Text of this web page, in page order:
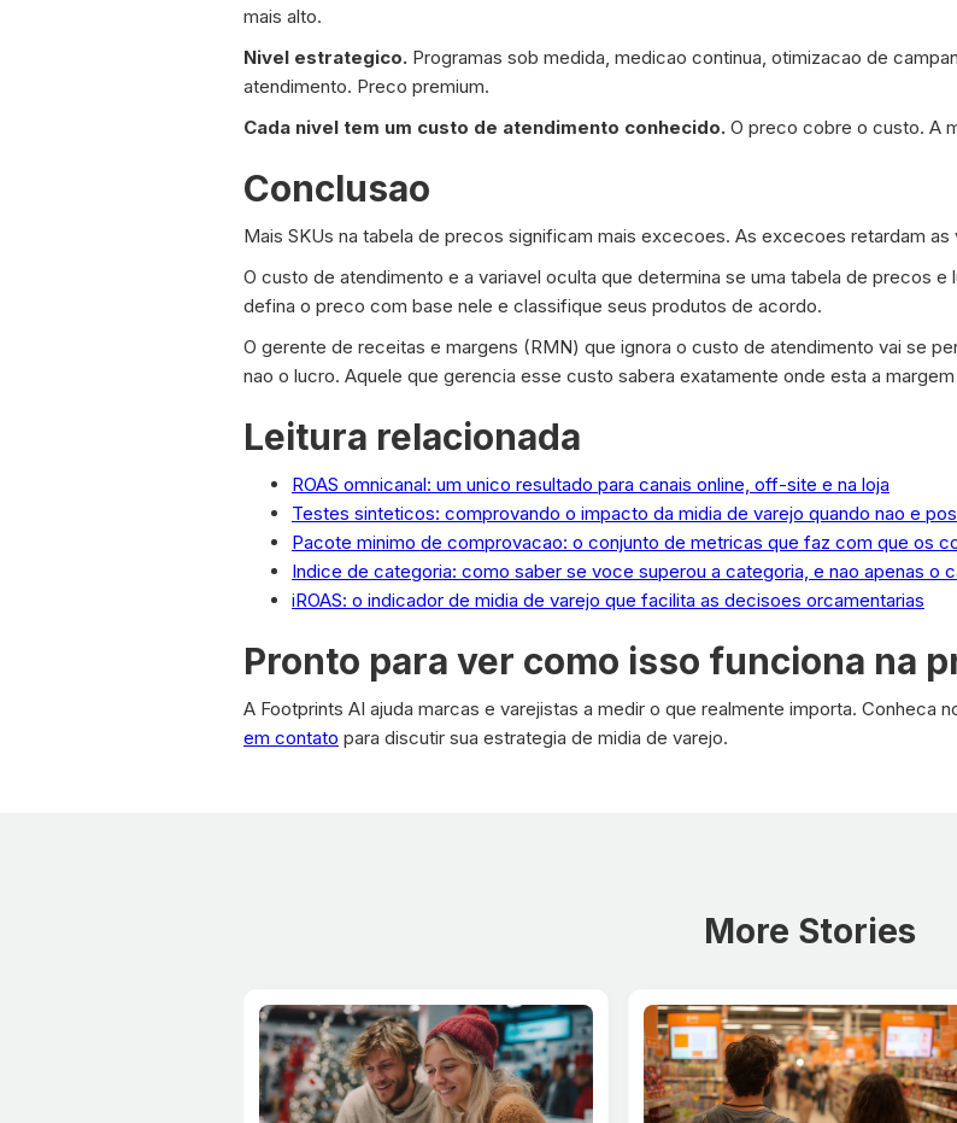
mais alto.
Nivel estrategico. Programas sob medida, medicao continua, otimizacao de
atendimento. Preco premium.
Cada nivel tem um custo de atendimento conhecido. O preco cobre o custo. A
Conclusao
Mais SKUs na tabela de precos significam mais excecoes. As excecoes retardam
O custo de atendimento e a variavel oculta que determina se uma tabela de precos e
defina o preco com base nele e classifique seus produtos de acordo.
O gerente de receitas e margens (RMN) que ignora o custo de atendimento vai se
nao o lucro. Aquele que gerencia esse custo sabera exatamente onde esta a
Leitura relacionada
ROAS omnicanal: um unico resultado para canais online, off-site e na loja
Testes sinteticos: comprovando o impacto da midia de varejo quando nao e
Pacote minimo de comprovacao: o conjunto de metricas que faz com que os
Indice de categoria: como saber se voce superou a categoria, e nao apenas o
iROAS: o indicador de midia de varejo que facilita as decisoes orcamentarias
Pronto para ver como isso funciona na
A Footprints AI ajuda marcas e varejistas a medir o que realmente importa. Conheca
em contato para discutir sua estrategia de midia de varejo.
More Stories